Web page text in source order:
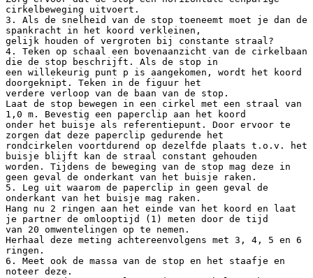
cirkelbeweging uitvoert.
3. Als de snelheid van de stop toeneemt moet je dan de
spankracht in het koord verkleinen,
gelijk houden of vergroten bij constante straal?
4. Teken op schaal een bovenaanzicht van de cirkelbaan
die de stop beschrijft. Als de stop in
een willekeurig punt p is aangekomen, wordt het koord
doorgeknipt. Teken in de figuur het
verdere verloop van de baan van de stop.
Laat de stop bewegen in een cirkel met een straal van
1,0 m. Bevestig een paperclip aan het koord
onder het buisje als referentiepunt. Door ervoor te
zorgen dat deze paperclip gedurende het
rondcirkelen voortdurend op dezelfde plaats t.o.v. het
buisje blijft kan de straal constant gehouden
worden. Tijdens de beweging van de stop mag deze in
geen geval de onderkant van het buisje raken.
5. Leg uit waarom de paperclip in geen geval de
onderkant van het buisje mag raken.
Hang nu 2 ringen aan het einde van het koord en laat
je partner de omlooptijd (1) meten door de tijd
van 20 omwentelingen op te nemen.
Herhaal deze meting achtereenvolgens met 3, 4, 5 en 6
ringen.
6. Meet ook de massa van de stop en het staafje en
noteer deze.